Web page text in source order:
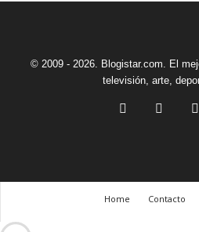
© 2009 - 2026. Blogistar.com. El
televisión, arte,
Home Contacto